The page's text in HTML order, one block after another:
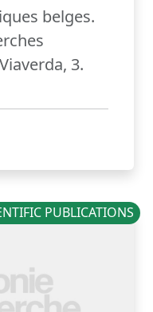
belges.
3.
PUBLICATIONS